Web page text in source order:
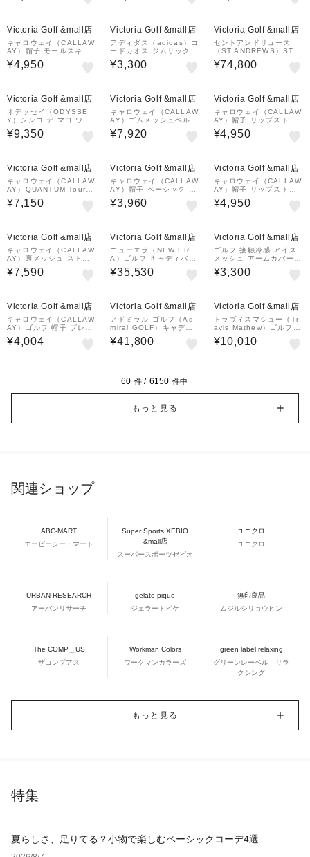
Victoria Golf &mall店
キャロウェイ（CALLAW
AY）帽子 モールスキン
キャップ C26291218-1
120
¥4,950
Victoria Golf &mall店
アディダス（adidas）コ
ードカオス ジムサック Z
B803-KW8660 BLK
¥3,300
Victoria Golf &mall店
セントアンドリュース
（ST.ANDREWS）STA
スタンドキャディーバッ
グ 042-7980801-010
¥74,800
Victoria Golf &mall店
オデッセイ（ODYSSE
Y）シンコ デ マヨ ワイ
ド ブレード パターカバ
ー 26 CE
¥9,350
Victoria Golf &mall店
キャロウェイ（CALLAW
AY）ゴムメッシュベルト
C26292103-1030
¥7,920
Victoria Golf &mall店
キャロウェイ（CALLAW
AY）帽子 リップストッ
プキャップ C26291104-
1010
¥4,950
Victoria Golf &mall店
キャロウェイ（CALLAW
AY）QUANTUM Tour E
xclusive フェアウェイ用
ヘッドカバー 26 JM CE
¥7,150
Victoria Golf &mall店
キャロウェイ（CALLAW
AY）帽子 ベーシック ツ
イルキャップ 26 JM C2
6990103-1030
¥3,960
Victoria Golf &mall店
キャロウェイ（CALLAW
AY）帽子 リップストッ
プキャップ C26291104-
1120
¥4,950
Victoria Golf &mall店
キャロウェイ（CALLAW
AY）裏メッシュ ストレ
ッチ セレーションベルト
C26992100-1010
¥7,590
Victoria Golf &mall店
ニューエラ（NEW ER
A）ゴルフ キャディバッ
グ スタンド式 ワードマ
ークロゴ 9型 13517853
¥35,530
Victoria Golf &mall店
ゴルフ 接触冷感 アイス
メッシュ アームカバー Z
ACAMF-041
¥3,300
Victoria Golf &mall店
キャロウェイ（CALLAW
AY）ゴルフ 帽子 ブレー
ド中折れハット C26191
116-1120
¥4,004
Victoria Golf &mall店
アドミラル ゴルフ（Ad
miral GOLF）キャディ
バッグ カートキャディバ
ッグ ランパントスポーツ
¥41,800
Victoria Golf &mall店
トラヴィスマシュー（Tr
avis Mathew）ゴルフ M
P ボストンバッグ 7AN9
18-0BLK
¥10,010
60 件 / 6150 件中
もっと見る
関連ショップ
ABC-MART
エービーシー・マート
Super Sports XEBIO
&mall店
スーパースポーツゼビオ
ユニクロ
ユニクロ
URBAN RESEARCH
アーバンリサーチ
gelato pique
ジェラートピケ
無印良品
ムジルシリョウヒン
The COMP＿US
ザコンプアス
Workman Colors
ワークマンカラーズ
green label relaxing
グリーンレーベル リラ
クシング
もっと見る
特集
夏らしさ、足りてる？小物で楽しむベーシックコーデ4選